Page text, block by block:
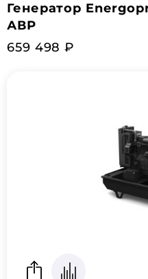
Генератор
АВР
659 498 ₽